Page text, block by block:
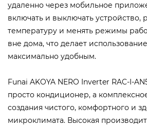
удаленно через мобильное
включать и выключать устройство,
температуру и менять режимы
вне дома, что делает
максимально удобным.
Funai AKOYA NERO Inverter RAC-I-
просто кондиционер, а
создания чистого, комфортного и
микроклимата. Высокая